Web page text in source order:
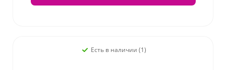
Есть в наличии (1)